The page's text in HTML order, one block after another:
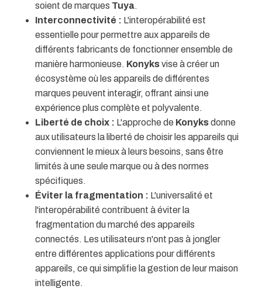
soient de marques Tuya.
Interconnectivité : L'interopérabilité est
essentielle pour permettre aux appareils de
différents fabricants de fonctionner ensemble de
manière harmonieuse. Konyksvise à créer un
écosystème où les appareils de différentes
marques peuvent interagir, offrant ainsi une
expérience plus complète et polyvalente.
Liberté de choix : L'approche de Konyksdonne
aux utilisateurs la liberté de choisir les appareils qui
conviennent le mieux à leurs besoins, sans être
limités à une seule marque ou à des normes
spécifiques.
Éviter la fragmentation : L'universalité et
l'interopérabilité contribuent à éviter la
fragmentation du marché des appareils
connectés. Les utilisateurs n'ont pas à jongler
entre différentes applications pour différents
appareils, ce qui simplifie la gestion de leur maison
intelligente.